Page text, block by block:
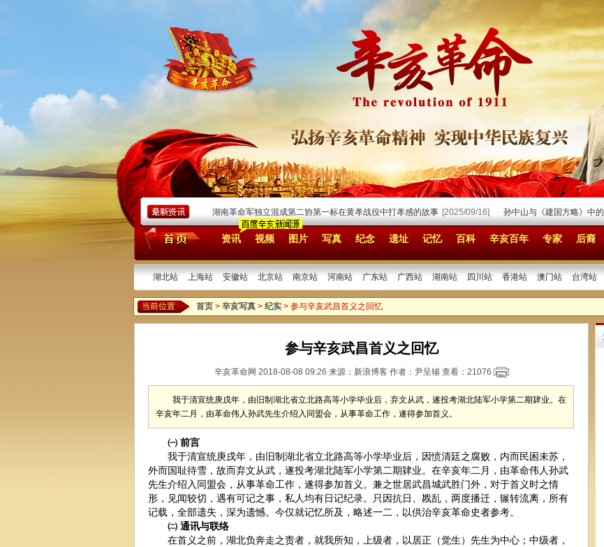
》——兼纪辛亥武昌首义中的警察 [2025/10/10] 湖南革命军独立混成第二协第一标在黄孝战役中打孝感的故事 [2025/09/16] 孙中山与《建国方略》中的运河
资讯 视频 图片 写真 纪念 遗址 记忆 百科 辛亥百年 专家 后裔
湖北站 上海站 安徽站 北京站 南京站 河南站 广东站 广西站 湖南站 四川站 香港站 澳门站 台湾站
当前位置 首页 > 辛亥写真 > 纪实 > 参与辛亥武昌首义之回忆
参与辛亥武昌首义之回忆
辛亥革命网 2018-08-08 09:26 来源： 新浪博客作者：尹呈辅 查看： 21076
我于清宣统庚戌年，由旧制湖北省立北路高等小学毕业后，弃文从武，遂投考湖北陆军小学第二期肄业。在
辛亥年二月，由革命伟人孙武先生介绍入同盟会，从事革命工作，遂得参加首义。
㈠ 前言
我于清宣统庚戌年，由旧制湖北省立北路高等小学毕业后，因愤清廷之腐败，内而民困未苏，
外而国耻待雪，故而弃文从武，遂投考湖北陆军小学第二期肄业。在辛亥年二月，由革命伟人孙武
先生介绍入同盟会，从事革命工作，遂得参加首义。兼之世居武昌城武胜门外，对于首义时之情
形，见闻较切，遇有可记之事，私人均有日记纪录。只因抗日、戡乱，两度播迁，辗转流离，所有
记载，全部遗失，深为遗憾。今仅就记忆所及，略述一二，以供治辛亥革命史者参考。
㈡ 通讯与联络
在首义之前，湖北负奔走之责者，就我所知，上级者，以居正（觉生）先生为中心；中级者，